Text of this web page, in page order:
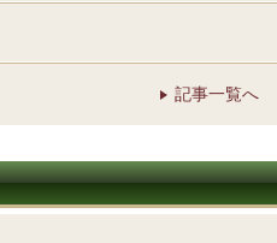
記事一覧へ